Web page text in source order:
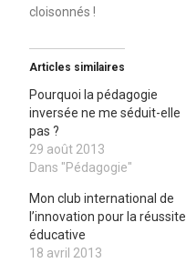
cloisonnés !
Articles similaires
Pourquoi la pédagogie
inversée ne me séduit-elle
pas ?
29 août 2013
Dans "Pédagogie"
Mon club international de
l’innovation pour la réussite
éducative
18 avril 2013